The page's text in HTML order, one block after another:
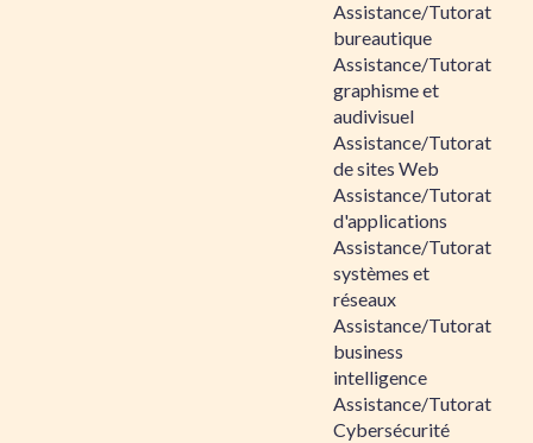
Assistance/Tutorat
bureautique
Assistance/Tutorat
graphisme et
audivisuel
Assistance/Tutorat
de sites Web
Assistance/Tutorat
d'applications
Assistance/Tutorat
systèmes et
réseaux
Assistance/Tutorat
business
intelligence
Assistance/Tutorat
Cybersécurité